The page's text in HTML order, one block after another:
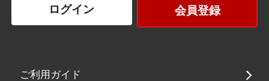
ログイン 会員登録
ご利用ガイド